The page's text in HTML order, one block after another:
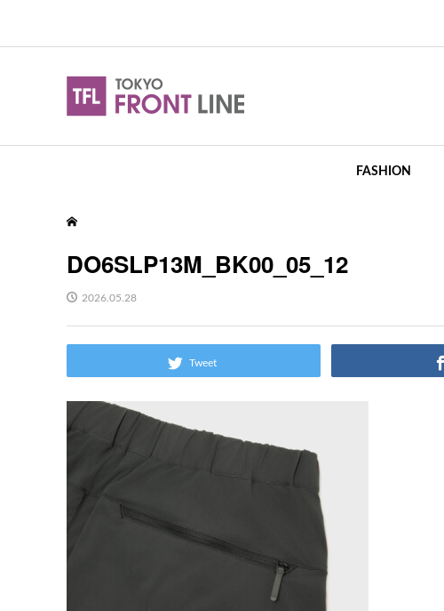
FASHION
DO6SLP13M_BK00_05_12
2026.05.28
Tweet